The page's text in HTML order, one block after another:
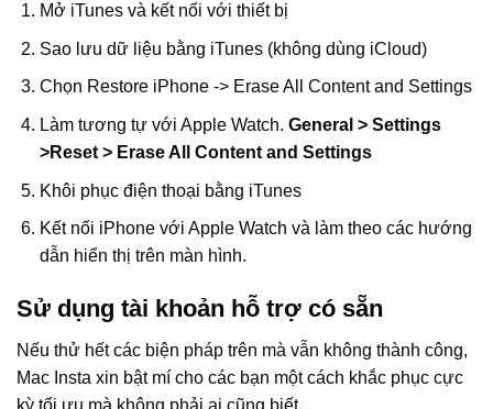
Mở iTunes và kết nối với thiết bị
Sao lưu dữ liệu bằng iTunes (không dùng iCloud)
Chọn Restore iPhone -> Erase All Content and Settings
Làm tương tự với Apple Watch. General > Settings
>Reset > Erase All Content and Settings
Khôi phục điện thoại bằng iTunes
Kết nối iPhone với Apple Watch và làm theo các hướng
dẫn hiển thị trên màn hình.
Sử dụng tài khoản hỗ trợ có sẵn
Nếu thử hết các biện pháp trên mà vẫn không thành công,
Mac Insta xin bật mí cho các bạn một cách khắc phục cực